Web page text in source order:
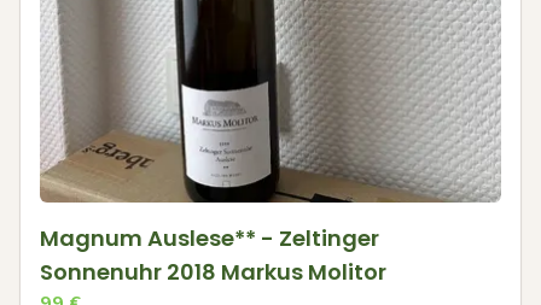
Magnum Auslese** - Zeltinger
Sonnenuhr 2018 Markus Molitor